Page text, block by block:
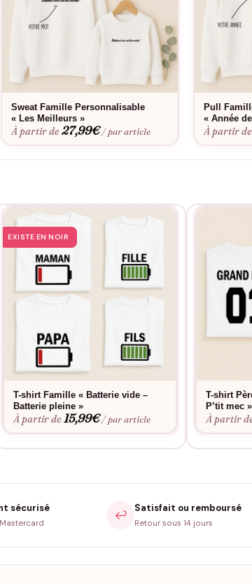
Sweat Famille Personnalisable
« Les Meilleurs »
À partir de27,99€ / par article
Pull
« Année
À partir de
EXISTE EN NOIR
T-shirt Famille « Batterie vide –
Batterie pleine »
À partir de15,99€ / par article
T-shirt
P’tit mec »
À partir
sécurisé ↩️ Satisfait ou remboursé
Retour sous 14 jours